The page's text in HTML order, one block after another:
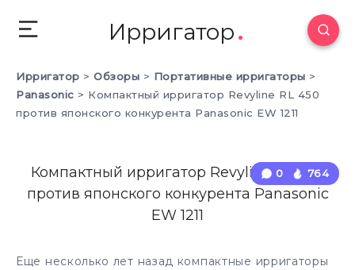
Ирригатор
Ирригатор > Обзоры > Портативные ирригаторы >
Panasonic > Компактный ирригатор Revyline RL 450
против японского конкурента Panasonic EW 1211
Компактный ирригатор Revyline RL 450
против японского конкурента Panasonic
EW 1211
0 764
Еще несколько лет назад компактные ирригаторы